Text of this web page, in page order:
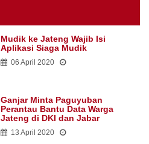
Mudik ke Jateng Wajib Isi
Aplikasi Siaga Mudik
06 April 2020
Ganjar Minta Paguyuban
Perantau Bantu Data Warga
Jateng di DKI dan Jabar
13 April 2020